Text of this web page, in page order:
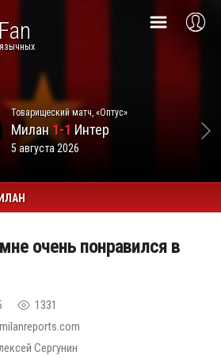
Товарищеский матч, «Оптус»
Милан1-1 Интер
5 августа 2026
очень понравился в
1331
Сергунин